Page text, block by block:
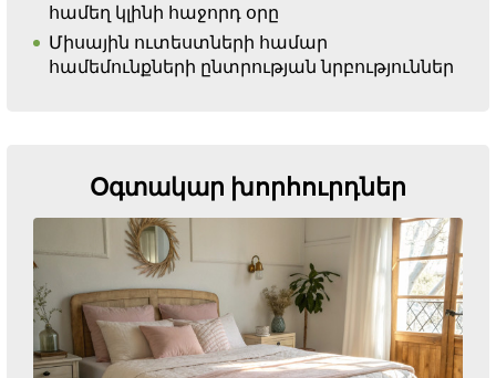
համեղ կլինի հաջորդ օրը
Միսային ուտեստների համար
համեմունքների ընտրության նրբություններ
Օգտակար խորհուրդներ